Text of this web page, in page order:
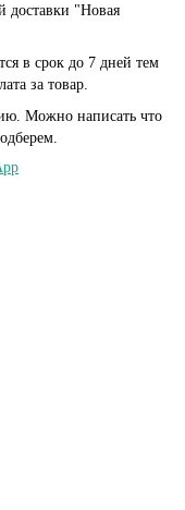
доставки "Новая
в срок до 7 дней тем
за товар.
Можно написать что